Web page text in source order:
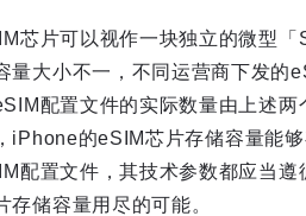
芯片可以视作一块独立的微型
量大小不一，不同运营商下发的
配置文件的实际数量由上述
iPhone的eSIM芯片存储容量能
配置文件，其技术参数都应当
存储容量用尽的可能。